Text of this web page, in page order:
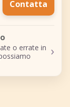
Contatta
o errate in ›